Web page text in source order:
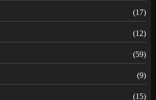
(17)
(12)
(59)
(9)
(15)